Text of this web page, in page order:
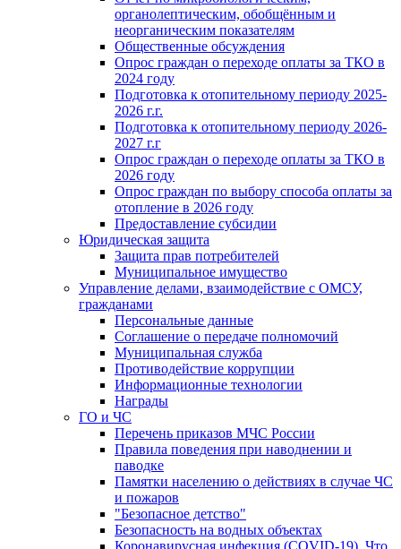
органолептическим, обобщённым и
неорганическим показателям
Общественные обсуждения
Опрос граждан о переходе оплаты за ТКО в
2024 году
Подготовка к отопительному периоду 2025-
2026 г.г.
Подготовка к отопительному периоду 2026-
2027 г.г
Опрос граждан о переходе оплаты за ТКО в
2026 году
Опрос граждан по выбору способа оплаты за
отопление в 2026 году
Предоставление субсидии
Юридическая защита
Защита прав потребителей
Муниципальное имущество
Управление делами, взаимодействие с ОМСУ,
гражданами
Персональные данные
Соглашение о передаче полномочий
Муниципальная служба
Противодействие коррупции
Информационные технологии
Награды
ГО и ЧС
Перечень приказов МЧС России
Правила поведения при наводнении и
паводке
Памятки населению о действиях в случае ЧС
и пожаров
"Безопасное детство"
Безопасность на водных объектах